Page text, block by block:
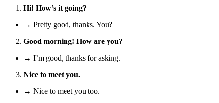
Hi! How’s it going?
→ Pretty good, thanks. You?
Good morning! How are you?
→ I’m good, thanks for asking.
Nice to meet you.
→ Nice to meet you too.